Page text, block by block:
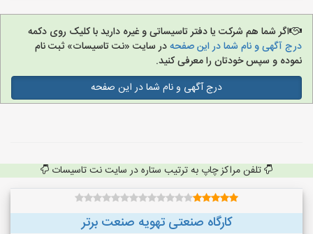
اگر شما هم شرکت یا دفتر تاسیساتی و غیره دارید با کلیک روی دکمه
درج آگهی و نام شما در این صفحهدر سایت «نت تاسیسات» ثبت نام
نموده و سپس خودتان را معرفی کنید.
درج آگهی و نام شما در این صفحه
تلفن مراکز چاپ به ترتیب ستاره در سایت نت تاسیسات
کارگاه صنعتی تهویه صنعت برتر